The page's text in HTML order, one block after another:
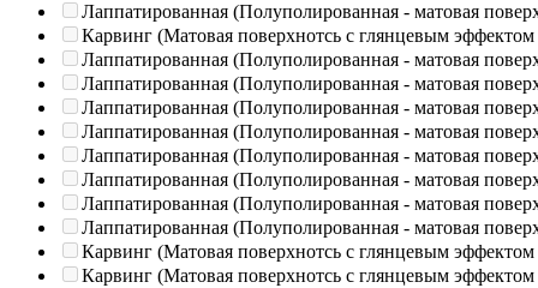
Лаппатированная (Полуполированная - матовая
Карвинг (Матовая поверхнотсь с глянцевым эффектом
Лаппатированная (Полуполированная - матовая
Лаппатированная (Полуполированная - матовая
Лаппатированная (Полуполированная - матовая
Лаппатированная (Полуполированная - матовая
Лаппатированная (Полуполированная - матовая
Лаппатированная (Полуполированная - матовая
Лаппатированная (Полуполированная - матовая
Лаппатированная (Полуполированная - матовая
Карвинг (Матовая поверхнотсь с глянцевым эффектом
Карвинг (Матовая поверхнотсь с глянцевым эффектом